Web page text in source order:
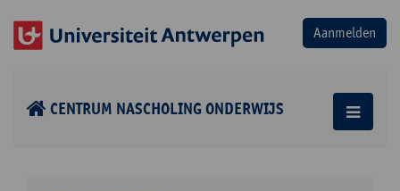
CENTRUM NASCHOLING ONDERWIJS